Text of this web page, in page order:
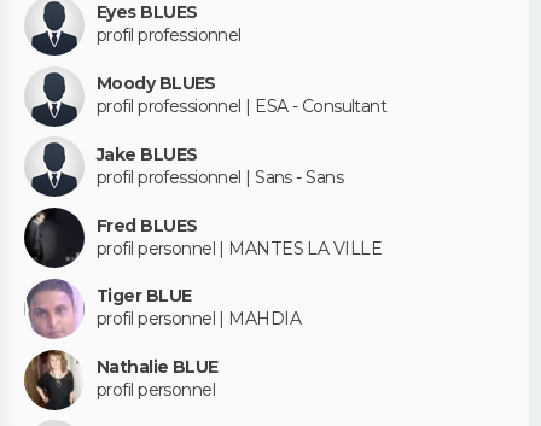
Eyes BLUES
profil professionnel
Moody BLUES
profil professionnel | ESA - Consultant
Jake BLUES
profil professionnel | Sans - Sans
Fred BLUES
profil personnel | MANTES LA VILLE
Tiger BLUE
profil personnel | MAHDIA
Nathalie BLUE
profil personnel